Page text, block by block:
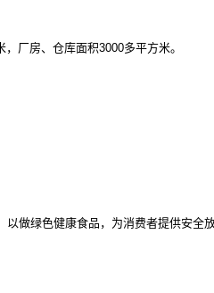
，厂房、仓库面积3000多平方米。
做绿色健康食品，为消费者提供安全